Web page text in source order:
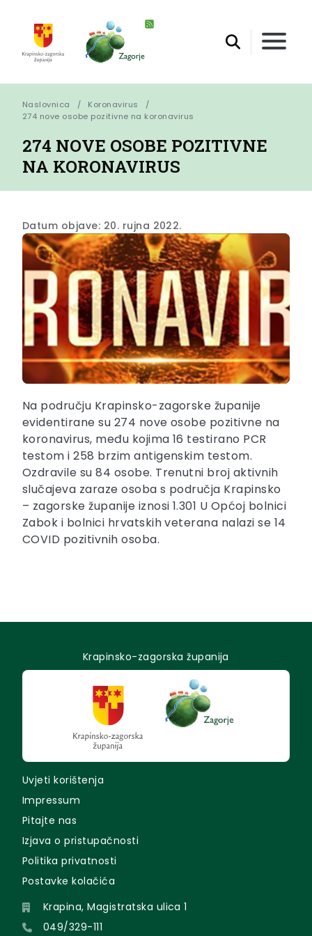
Naslovnica
Koronavirus
274 nove osobe pozitivne na koronavirus
274 NOVE OSOBE POZITIVNE
NA KORONAVIRUS
Datum objave: 20. rujna 2022.
Na području Krapinsko-zagorske županije
evidentirane su 274 nove osobe pozitivne na
koronavirus, među kojima 16 testirano PCR
testom i 258 brzim antigenskim testom.
Ozdravile su 84 osobe. Trenutni broj aktivnih
slučajeva zaraze osoba s područja Krapinsko
– zagorske županije iznosi 1.301 U Općoj bolnici
Zabok i bolnici hrvatskih veterana nalazi se 14
COVID pozitivnih osoba.
Krapinsko-zagorska županija
Uvjeti korištenja
Impressum
Pitajte nas
Izjava o pristupačnosti
Politika privatnosti
Postavke kolačića
Krapina, Magistratska ulica 1
049/329-111